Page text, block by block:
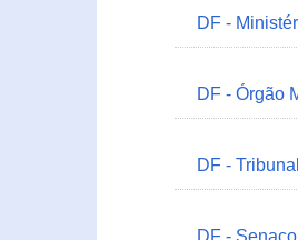
DF -
DF - Órgão
DF -
DF -